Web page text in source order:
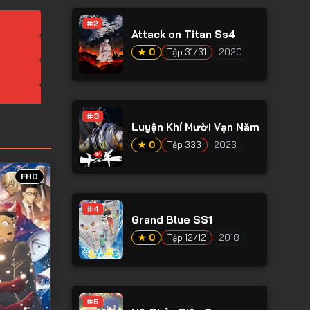
FHD
#2
Attack on Titan Ss4
★ 0 Tập 31/31 2020
#3
Luyện Khí Mười Vạn Năm
★ 0 Tập 333 2023
#4
Grand Blue SS1
★ 0 Tập 12/12 2018
#5